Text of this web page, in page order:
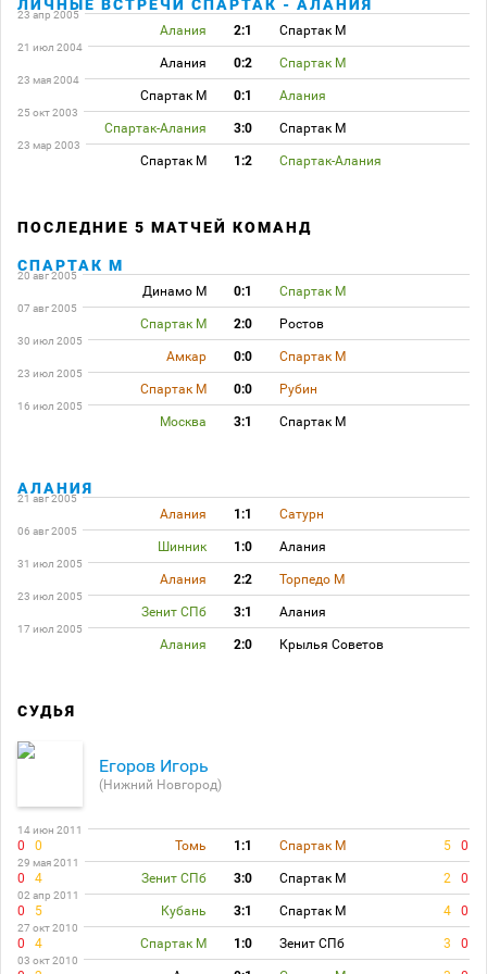
ЛИЧНЫЕ ВСТРЕЧИ СПАРТАК - АЛАНИЯ
23 апр 2005
Алания 2:1 Спартак М
21 июл 2004
Алания 0:2 Спартак М
23 мая 2004
Спартак М 0:1 Алания
25 окт 2003
Спартак-Алания 3:0 Спартак М
23 мар 2003
Спартак М 1:2 Спартак-Алания
ПОСЛЕДНИЕ 5 МАТЧЕЙ КОМАНД
СПАРТАК М
20 авг 2005
Динамо М 0:1 Спартак М
07 авг 2005
Спартак М 2:0 Ростов
30 июл 2005
Амкар 0:0 Спартак М
23 июл 2005
Спартак М 0:0 Рубин
16 июл 2005
Москва 3:1 Спартак М
АЛАНИЯ
21 авг 2005
Алания 1:1 Сатурн
06 авг 2005
Шинник 1:0 Алания
31 июл 2005
Алания 2:2 Торпедо М
23 июл 2005
Зенит СПб 3:1 Алания
17 июл 2005
Алания 2:0 Крылья Советов
СУДЬЯ
Егоров Игорь
(Нижний Новгород)
14 июн 2011
0 0 Томь 1:1 Спартак М 5 0
29 мая 2011
0 4 Зенит СПб 3:0 Спартак М 2 0
02 апр 2011
0 5 Кубань 3:1 Спартак М 4 0
27 окт 2010
0 4 Спартак М 1:0 Зенит СПб 3 0
03 окт 2010